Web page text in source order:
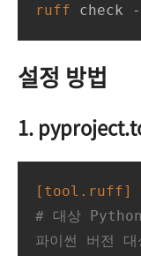
ruff check
설정 방법
1.
[tool.ruff]
# 대상
파이썬 버전 대